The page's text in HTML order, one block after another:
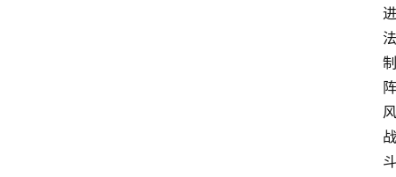
进
法
制
阵
风
战
斗